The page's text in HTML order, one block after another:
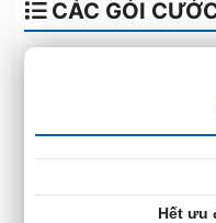
CÁC GÓI
Hết ưu